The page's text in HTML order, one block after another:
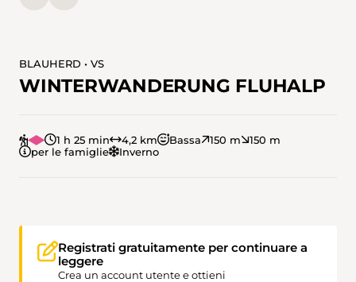
BLAUHERD • VS
WINTERWANDERUNG FLUHALP
1 h 25 min 4,2 km Bassa 150 m
150 m
per le famiglie
Inverno
Registrati gratuitamente per continuare a
leggere
Crea un account utente e ottieni